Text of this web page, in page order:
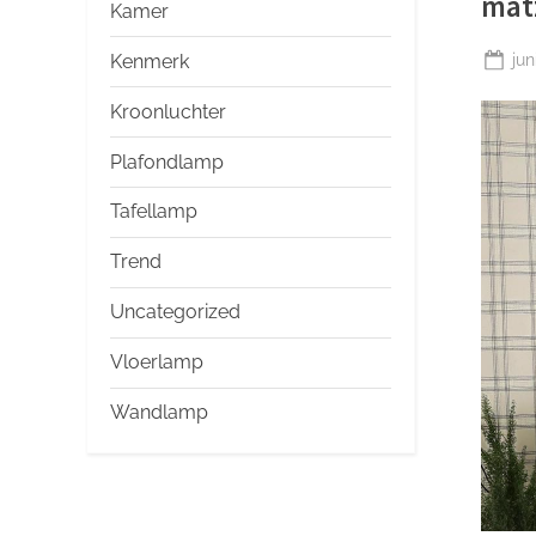
Kamer
Kenmerk
Kroonluchter
Plafondlamp
Tafellamp
Trend
Uncategorized
Vloerlamp
Wandlamp